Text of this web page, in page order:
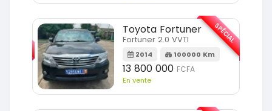
Toyota Fortuner
Fortuner 2.0 VVTI
2014 100000 Km
13 800 000 FCFA
En vente
SPÉCIAL